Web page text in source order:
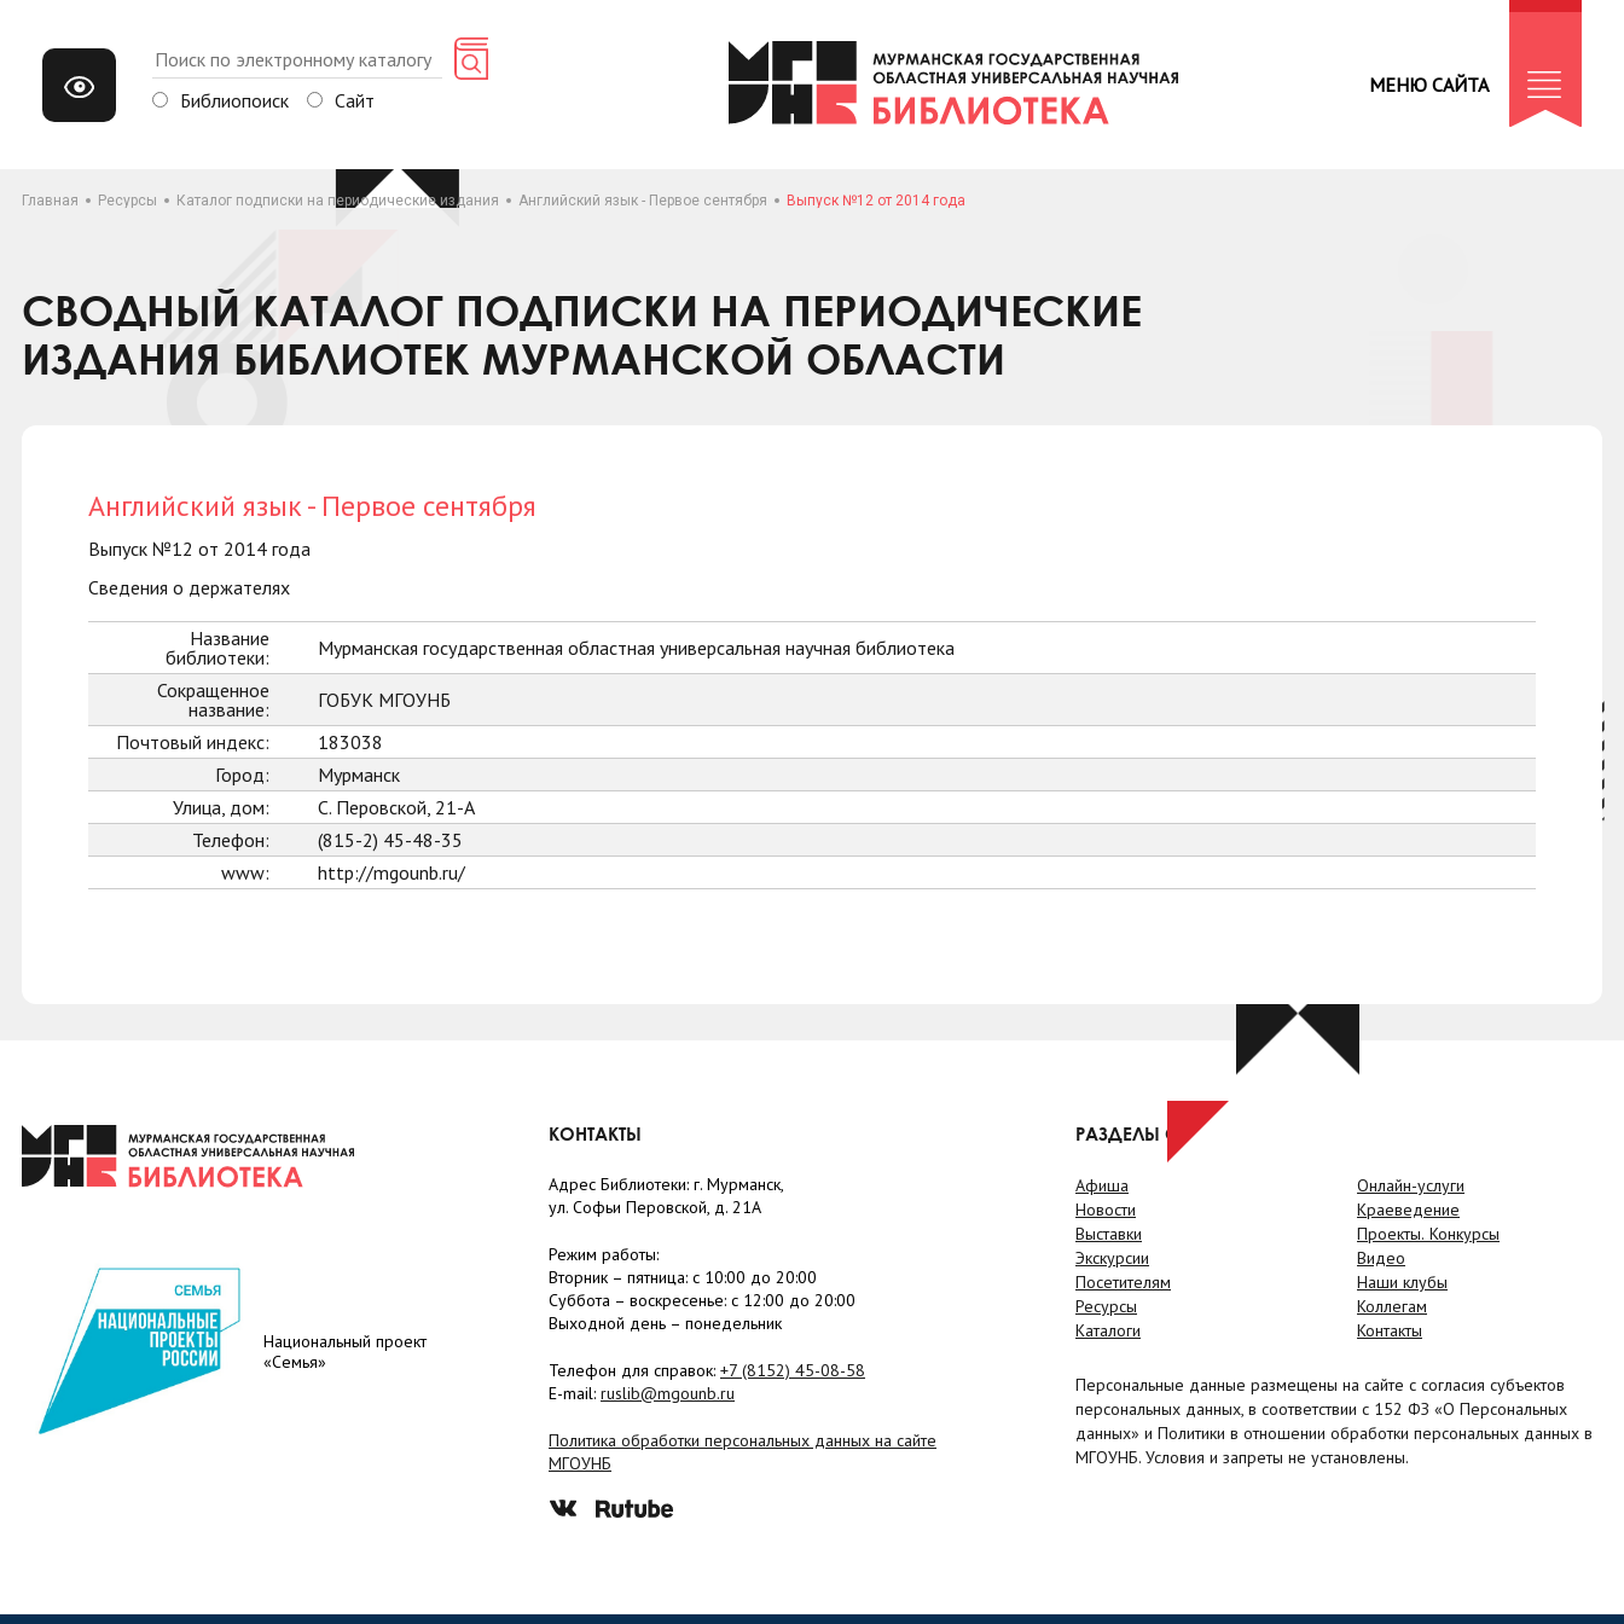
Библиопоиск Сайт
МЕНЮ САЙТА
Главная Ресурсы Каталог подписки на периодические издания Английский язык - Первое сентября Выпуск №12 от 2014 года
СВОДНЫЙ КАТАЛОГ ПОДПИСКИ НА ПЕРИОДИЧЕСКИЕ
ИЗДАНИЯ БИБЛИОТЕК МУРМАНСКОЙ ОБЛАСТИ
Английский язык - Первое сентября
Выпуск №12 от 2014 года
Сведения о держателях
Название
библиотеки:
Мурманская государственная областная универсальная научная библиотека
Сокращенное
название:
ГОБУК МГОУНБ
Почтовый индекс:
183038
Город:
Мурманск
Улица, дом:
С. Перовской, 21-А
Телефон:
(815-2) 45-48-35
www:
http://mgounb.ru/
Национальный проект
«Семья»
КОНТАКТЫ
Адрес Библиотеки: г. Мурманск,
ул. Софьи Перовской, д. 21А
Режим работы:
Вторник – пятница: с 10:00 до 20:00
Суббота – воскресенье: c 12:00 до 20:00
Выходной день – понедельник
Телефон для справок: +7 (8152) 45-08-58
E-mail: ruslib@mgounb.ru
Политика обработки персональных данных на сайте
МГОУНБ
РАЗДЕЛЫ САЙТА
Афиша
Новости
Выставки
Экскурсии
Посетителям
Ресурсы
Каталоги
Онлайн-услуги
Краеведение
Проекты. Конкурсы
Видео
Наши клубы
Коллегам
Контакты
Персональные данные размещены на сайте с согласия субъектов
персональных данных, в соответствии с 152 ФЗ «О Персональных
данных» и Политики в отношении обработки персональных данных в
МГОУНБ. Условия и запреты не установлены.